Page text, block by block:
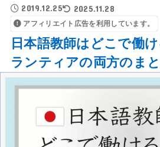
2019.12.25 2025.11.28
アフィリエイト広告を利用しています。
日本語教師はどこで働
ランティアの両方のま